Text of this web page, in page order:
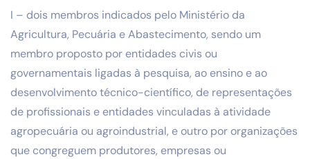
I – dois membros indicados pelo Ministério da
Agricultura, Pecuária e Abastecimento, sendo um
membro proposto por entidades civis ou
governamentais ligadas à pesquisa, ao ensino e ao
desenvolvimento técnico-científico, de representações
de profissionais e entidades vinculadas à atividade
agropecuária ou agroindustrial, e outro por organizações
que congreguem produtores, empresas ou